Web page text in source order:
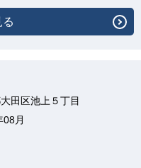
田区池上５丁目
08月